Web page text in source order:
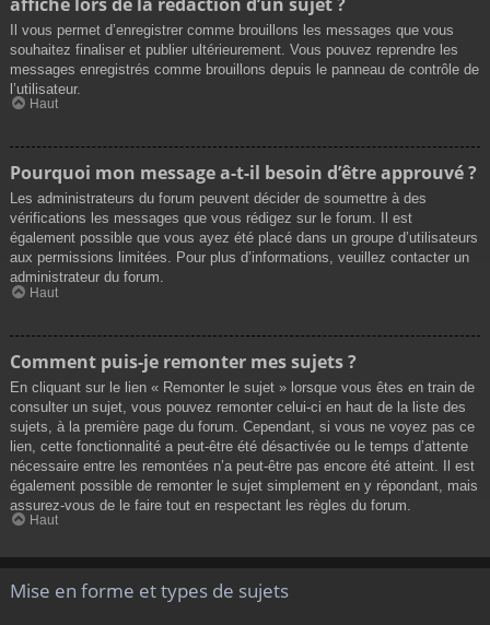
Il vous permet d’enregistrer comme brouillons les messages que vous
souhaitez finaliser et publier ultérieurement. Vous pouvez reprendre les
messages enregistrés comme brouillons depuis le panneau de contrôle de
l’utilisateur.
Haut
Pourquoi mon message a-t-il besoin d’être approuvé ?
Les administrateurs du forum peuvent décider de soumettre à des
vérifications les messages que vous rédigez sur le forum. Il est
également possible que vous ayez été placé dans un groupe d’utilisateurs
aux permissions limitées. Pour plus d’informations, veuillez contacter un
administrateur du forum.
Haut
Comment puis-je remonter mes sujets ?
En cliquant sur le lien « Remonter le sujet » lorsque vous êtes en train de
consulter un sujet, vous pouvez remonter celui-ci en haut de la liste des
sujets, à la première page du forum. Cependant, si vous ne voyez pas ce
lien, cette fonctionnalité a peut-être été désactivée ou le temps d’attente
nécessaire entre les remontées n’a peut-être pas encore été atteint. Il est
également possible de remonter le sujet simplement en y répondant, mais
assurez-vous de le faire tout en respectant les règles du forum.
Haut
Mise en forme et types de sujets